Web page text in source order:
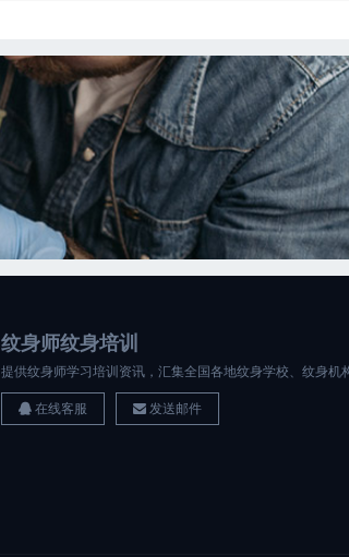
纹身师纹身培训
提供纹身师学习培训资讯，汇集全国各地纹身学校、纹身机
在线客服 发送邮件